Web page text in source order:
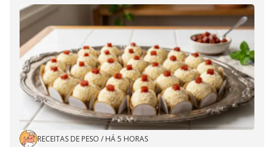
RECEITAS DE PESO / HÁ 5 HORAS